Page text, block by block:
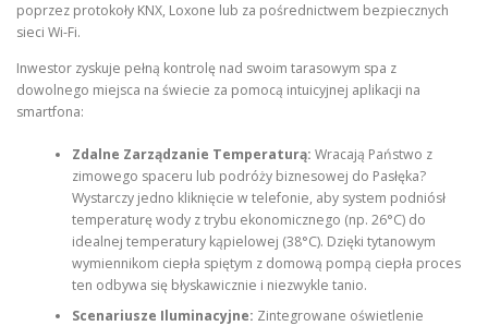
poprzez protokoły KNX, Loxone lub za pośrednictwem bezpiecznych
sieci Wi-Fi.
Inwestor zyskuje pełną kontrolę nad swoim tarasowym spa z
dowolnego miejsca na świecie za pomocą intuicyjnej aplikacji na
smartfona:
Zdalne Zarządzanie Temperaturą: Wracają Państwo z
zimowego spaceru lub podróży biznesowej do Pasłęka?
Wystarczy jedno kliknięcie w telefonie, aby system podniósł
temperaturę wody z trybu ekonomicznego (np. 26°C) do
idealnej temperatury kąpielowej (38°C). Dzięki tytanowym
wymiennikom ciepła spiętym z domową pompą ciepła proces
ten odbywa się błyskawicznie i niezwykle tanio.
Scenariusze Iluminacyjne: Zintegrowane oświetlenie